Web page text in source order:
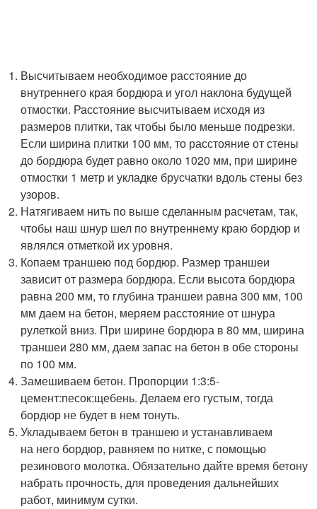
Высчитываем необходимое расстояние до
внутреннего края бордюра и угол наклона будущей
отмостки. Расстояние высчитываем исходя из
размеров плитки, так чтобы было меньше подрезки.
Если ширина плитки 100 мм, то расстояние от стены
до бордюра будет равно около 1020 мм, при ширине
отмостки 1 метр и укладке брусчатки вдоль стены без
узоров.
Натягиваем нить по выше сделанным расчетам, так,
чтобы наш шнур шел по внутреннему краю бордюр и
являлся отметкой их уровня.
Копаем траншею под бордюр. Размер траншеи
зависит от размера бордюра. Если высота бордюра
равна 200 мм, то глубина траншеи равна 300 мм, 100
мм даем на бетон, меряем расстояние от шнура
рулеткой вниз. При ширине бордюра в 80 мм, ширина
траншеи 280 мм, даем запас на бетон в обе стороны
по 100 мм.
Замешиваем бетон. Пропорции 1:3:5-
цемент:песок:щебень. Делаем его густым, тогда
бордюр не будет в нем тонуть.
Укладываем бетон в траншею и устанавливаем
на него бордюр, равняем по нитке, с помощью
резинового молотка. Обязательно дайте время бетону
набрать прочность, для проведения дальнейших
работ, минимум сутки.